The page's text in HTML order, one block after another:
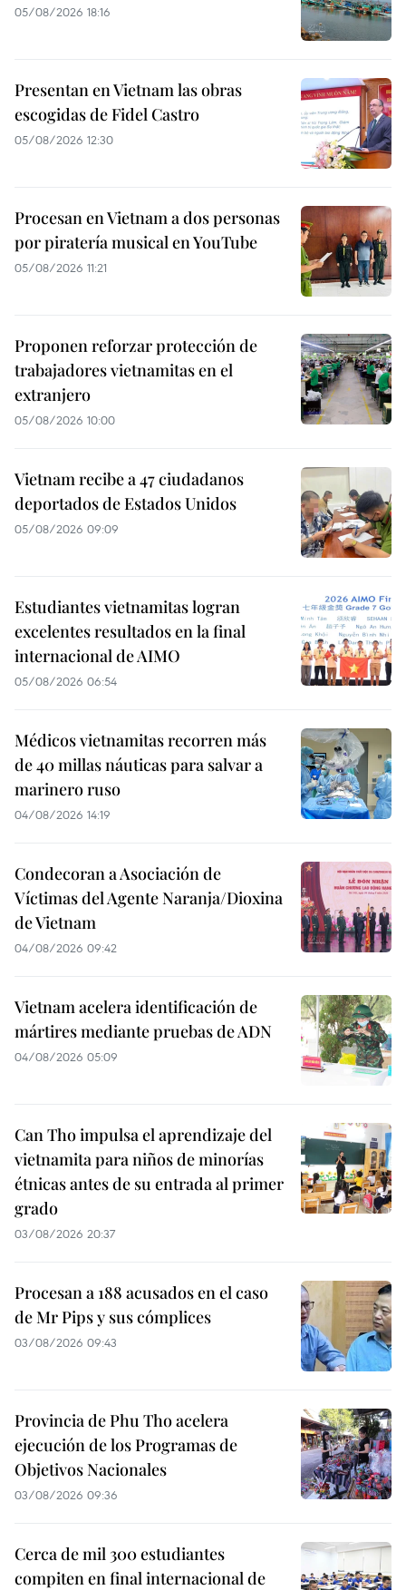
05/08/2026 18:16
Presentan en Vietnam las obras
escogidas de Fidel Castro
05/08/2026 12:30
Procesan en Vietnam a dos personas
por piratería musical en YouTube
05/08/2026 11:21
Proponen reforzar protección de
trabajadores vietnamitas en el
extranjero
05/08/2026 10:00
Vietnam recibe a 47 ciudadanos
deportados de Estados Unidos
05/08/2026 09:09
Estudiantes vietnamitas logran
excelentes resultados en la final
internacional de AIMO
05/08/2026 06:54
Médicos vietnamitas recorren más
de 40 millas náuticas para salvar a
marinero ruso
04/08/2026 14:19
Condecoran a Asociación de
Víctimas del Agente Naranja/Dioxina
de Vietnam
04/08/2026 09:42
Vietnam acelera identificación de
mártires mediante pruebas de ADN
04/08/2026 05:09
Can Tho impulsa el aprendizaje del
vietnamita para niños de minorías
étnicas antes de su entrada al primer
grado
03/08/2026 20:37
Procesan a 188 acusados en el caso
de Mr Pips y sus cómplices
03/08/2026 09:43
Provincia de Phu Tho acelera
ejecución de los Programas de
Objetivos Nacionales
03/08/2026 09:36
Cerca de mil 300 estudiantes
compiten en final internacional de